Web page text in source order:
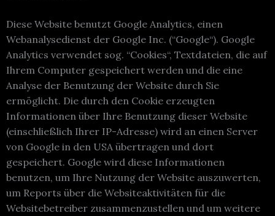
Diese Website benutzt Google Analytics, einen
Webanalysedienst der Google Inc. (“Google“). Google
Analytics verwendet sog. “Cookies“, Textdateien, die auf
Ihrem Computer gespeichert werden und die eine
Analyse der Benutzung der Website durch Sie
ermöglicht. Die durch den Cookie erzeugten
Informationen über Ihre Benutzung dieser Website
(einschließlich Ihrer IP-Adresse) wird an einen Server
von Google in den USA übertragen und dort
gespeichert. Google wird diese Informationen
benutzen, um Ihre Nutzung der Website auszuwerten,
um Reports über die Websiteaktivitäten für die
Websitebetreiber zusammenzustellen und um weitere